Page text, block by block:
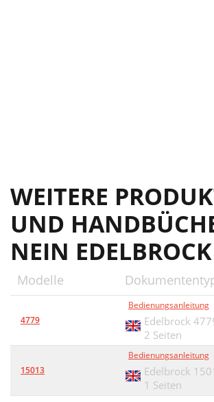
WEITERE
UND
NEIN EDELBROCK
Modelle
4779
Bedienungsanleitung
Edelbrock
2 Seiten
15013
Bedienungsanleitung
Edelbrock
1 Seiten